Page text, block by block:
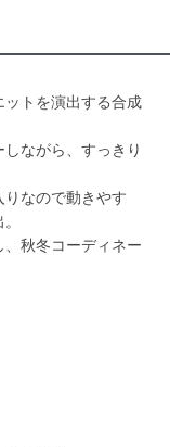
トを演出する合成
ながら、すっきり
なので動きやす
秋冬コーディネー